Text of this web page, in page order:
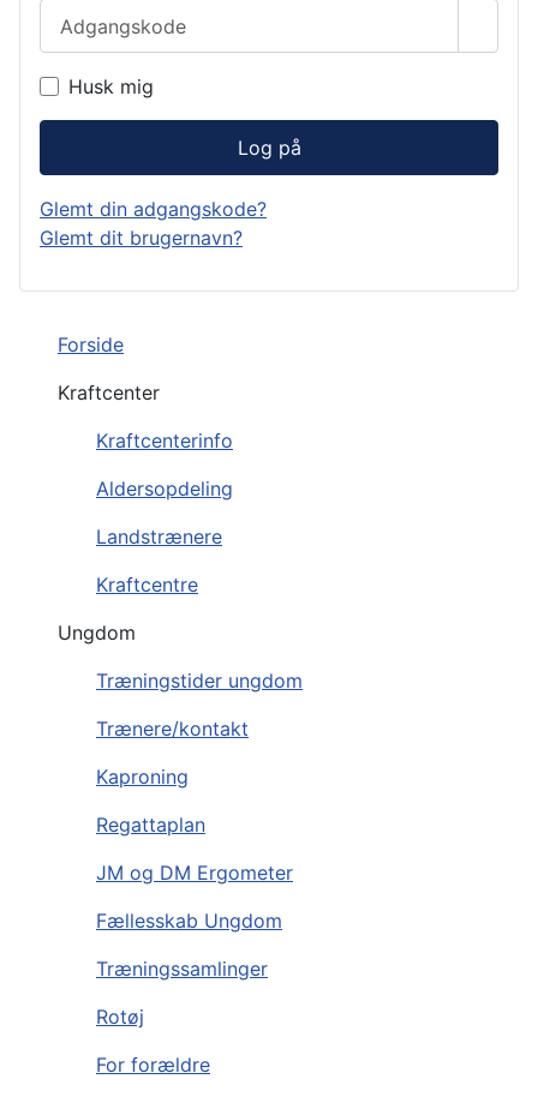
Forside
Kraftcenter
Kraftcenterinfo
Aldersopdeling
Landstrænere
Kraftcentre
Ungdom
Træningstider ungdom
Trænere/kontakt
Kaproning
Regattaplan
JM og DM Ergometer
Fællesskab Ungdom
Træningssamlinger
Rotøj
For forældre
Husk mig
Log på
Glemt din adgangskode?
Glemt dit brugernavn?